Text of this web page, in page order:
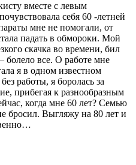
вместе с левым
себя 60 -летней
мне не помогали, от
падать в обмороки. Мой
скачка во времени, бил
болело все. О работе мне
я в одном известном
работы, я боролась за
прибегая к разнообразным
когда мне 60 лет? Семью
бросил. Выгляжу на 80 лет и